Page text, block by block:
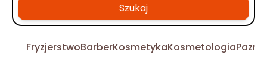
Szukaj
FryzjerstwoBarberKosmetykaKosmetologia